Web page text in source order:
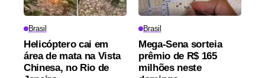
Brasil
Helicóptero cai em
área de mata na Vista
Chinesa, no Rio de
Brasil
Mega-Sena sorteia
prêmio de R$ 165
milhões neste